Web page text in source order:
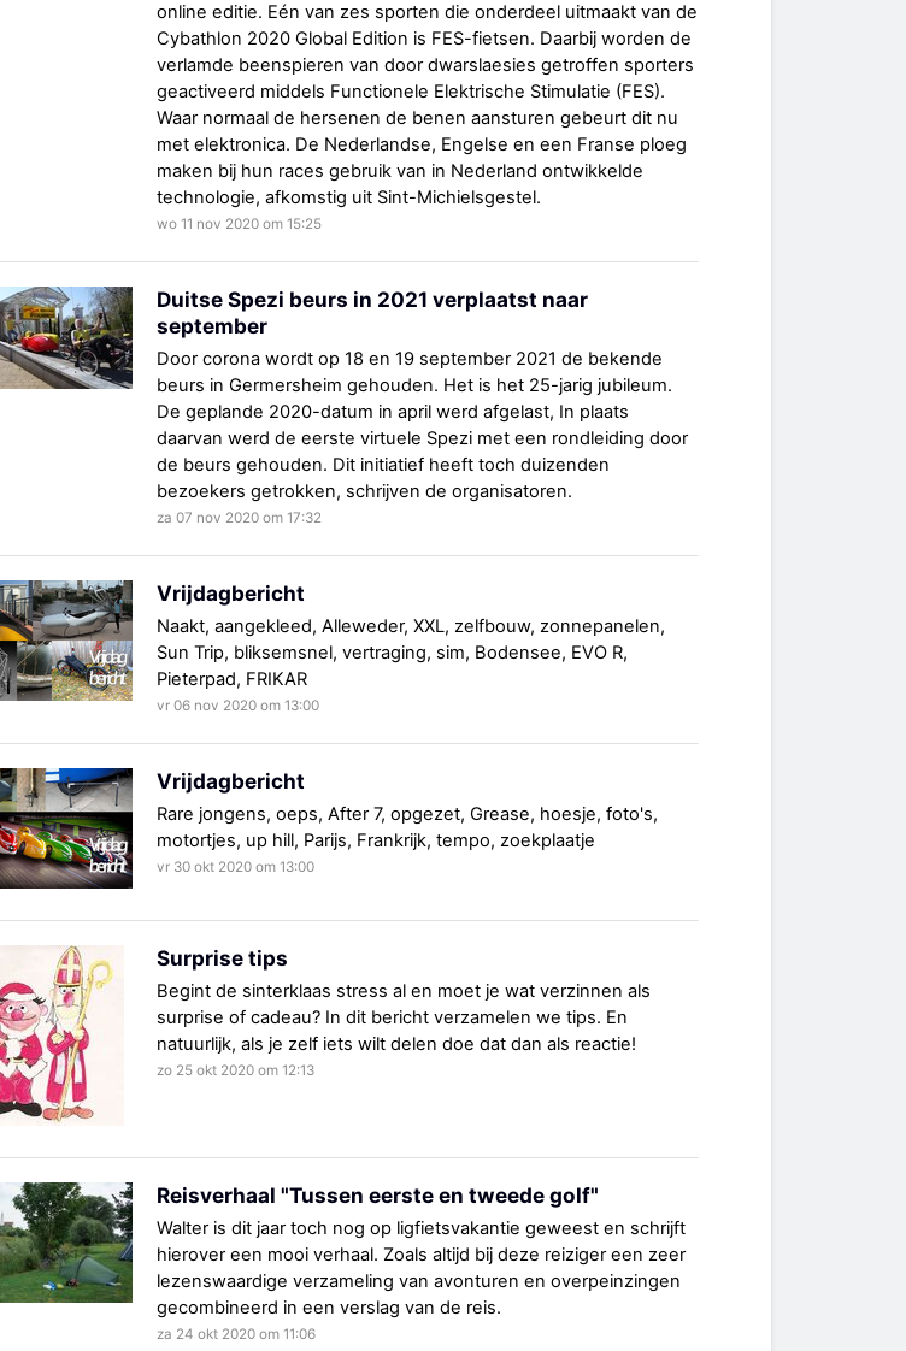
online editie. Eén van zes sporten die onderdeel uitmaakt van de
Cybathlon 2020 Global Edition is FES-fietsen. Daarbij worden de
verlamde beenspieren van door dwarslaesies getroffen sporters
geactiveerd middels Functionele Elektrische Stimulatie (FES).
Waar normaal de hersenen de benen aansturen gebeurt dit nu
met elektronica. De Nederlandse, Engelse en een Franse ploeg
maken bij hun races gebruik van in Nederland ontwikkelde
technologie, afkomstig uit Sint-Michielsgestel.
wo 11 nov 2020 om 15:25
Duitse Spezi beurs in 2021 verplaatst naar
september
Door corona wordt op 18 en 19 september 2021 de bekende
beurs in Germersheim gehouden. Het is het 25-jarig jubileum.
De geplande 2020-datum in april werd afgelast, In plaats
daarvan werd de eerste virtuele Spezi met een rondleiding door
de beurs gehouden. Dit initiatief heeft toch duizenden
bezoekers getrokken, schrijven de organisatoren.
za 07 nov 2020 om 17:32
Vrijdagbericht
Naakt, aangekleed, Alleweder, XXL, zelfbouw, zonnepanelen,
Sun Trip, bliksemsnel, vertraging, sim, Bodensee, EVO R,
Pieterpad, FRIKAR
vr 06 nov 2020 om 13:00
Vrijdagbericht
Rare jongens, oeps, After 7, opgezet, Grease, hoesje, foto's,
motortjes, up hill, Parijs, Frankrijk, tempo, zoekplaatje
vr 30 okt 2020 om 13:00
Surprise tips
Begint de sinterklaas stress al en moet je wat verzinnen als
surprise of cadeau? In dit bericht verzamelen we tips. En
natuurlijk, als je zelf iets wilt delen doe dat dan als reactie!
zo 25 okt 2020 om 12:13
Reisverhaal "Tussen eerste en tweede golf"
Walter is dit jaar toch nog op ligfietsvakantie geweest en schrijft
hierover een mooi verhaal. Zoals altijd bij deze reiziger een zeer
lezenswaardige verzameling van avonturen en overpeinzingen
gecombineerd in een verslag van de reis.
za 24 okt 2020 om 11:06